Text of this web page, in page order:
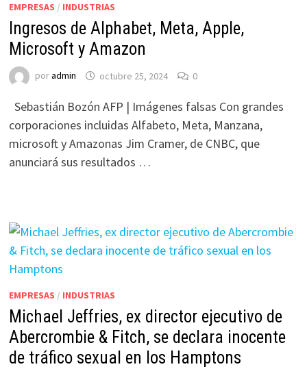
EMPRESAS / INDUSTRIAS
Ingresos de Alphabet, Meta, Apple,
Microsoft y Amazon
poradmin octubre 25, 2024 0
Sebastián Bozón AFP | Imágenes falsas Con grandes
corporaciones incluidas Alfabeto, Meta, Manzana,
microsoft y Amazonas Jim Cramer, de CNBC, que
anunciará sus resultados …
EMPRESAS / INDUSTRIAS
Michael Jeffries, ex director ejecutivo de
Abercrombie & Fitch, se declara inocente
de tráfico sexual en los Hamptons